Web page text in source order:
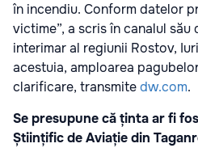
în incendiu. Conform datelor
victime”, a scris în canalul
interimar al regiunii Rostov,
acestuia, amploarea
clarificare, transmitedw.com.
Se presupune că ținta ar fi
Științific de Aviație din